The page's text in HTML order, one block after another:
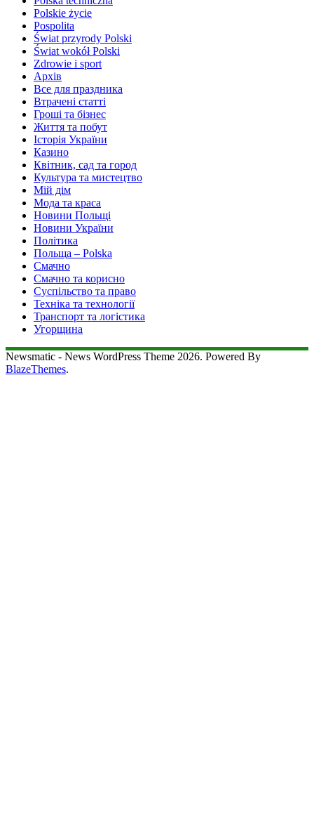
Polskie życie
Pospolita
Świat przyrody Polski
Świat wokół Polski
Zdrowie i sport
Архів
Все для праздника
Втрачені статті
Гроші та бізнес
Життя та побут
Історія України
Казино
Квітник, сад та город
Культура та мистецтво
Мій дім
Мода та краса
Новини Польщі
Новини України
Політика
Польща – Polska
Смачно
Смачно та корисно
Суспільство та право
Техніка та технології
Транспорт та логістика
Угорщина
Newsmatic - News WordPress Theme 2026. Powered By
BlazeThemes.